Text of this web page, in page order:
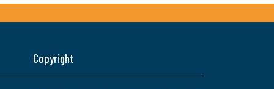
Copyright